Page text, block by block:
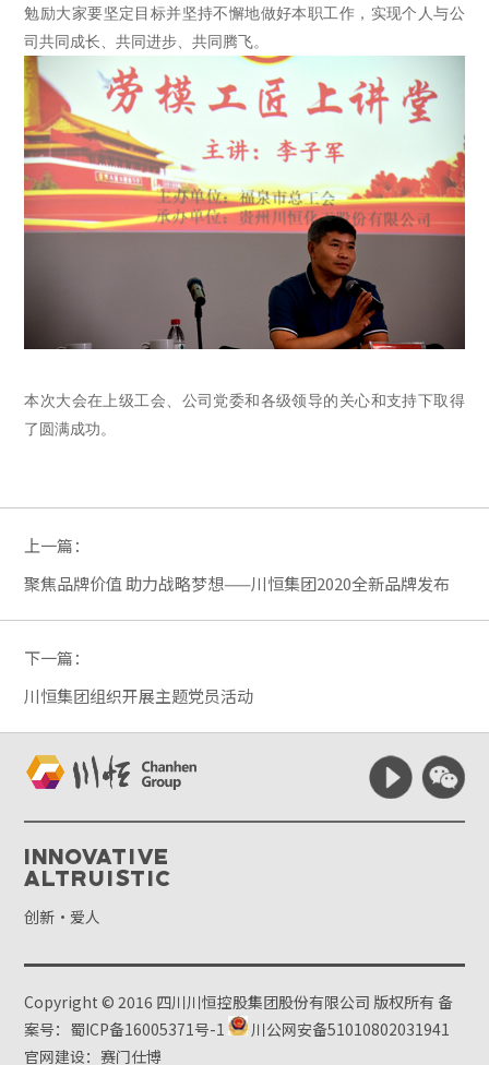
勉励大家要坚定目标并坚持不懈地做好本职工作，实现个人与公
司共同成长、共同进步、共同腾飞。
本次大会在上级工会、公司党委和各级领导的关心和支持下取得
了圆满成功。
上一篇：
聚焦品牌价值 助力战略梦想——川恒集团2020全新品牌发布
下一篇：
川恒集团组织开展主题党员活动
Innovative
Altruistic
创新·爱人
Copyright © 2016 四川川恒控股集团股份有限公司 版权所有备
案号：蜀ICP备16005371号-1
川公网安备51010802031941
官网建设：赛门仕博